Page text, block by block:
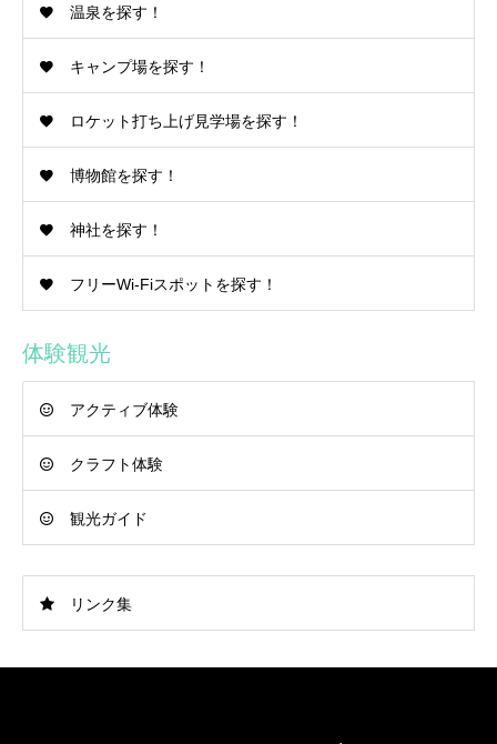
温泉を探す！
キャンプ場を探す！
ロケット打ち上げ見学場を探す！
博物館を探す！
神社を探す！
フリーWi-Fiスポットを探す！
体験観光
アクティブ体験
クラフト体験
観光ガイド
リンク集